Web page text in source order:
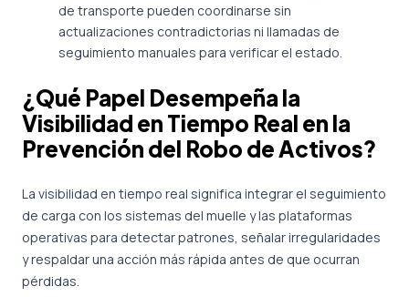
de transporte pueden coordinarse sin
actualizaciones contradictorias ni llamadas de
seguimiento manuales para verificar el estado.
¿Qué Papel Desempeña la
Visibilidad en Tiempo Real en la
Prevención del Robo de Activos?
La visibilidad en tiempo real significa integrar el seguimiento
de carga con los sistemas del muelle y las plataformas
operativas para detectar patrones, señalar irregularidades
y respaldar una acción más rápida antes de que ocurran
pérdidas.